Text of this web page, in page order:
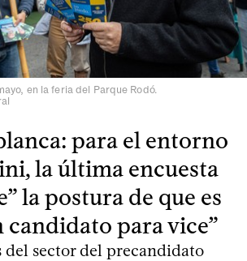
en la feria del Parque Rodó.
para el entorno
la última encuesta
la postura de que es
candidato para vice”
del sector del precandidato